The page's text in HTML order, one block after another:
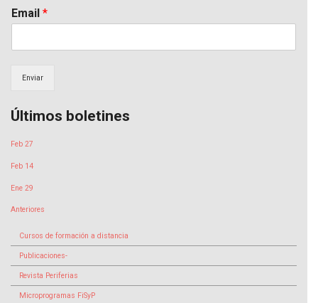
Email *
Enviar
Últimos boletines
Feb 27
Feb 14
Ene 29
Anteriores
Cursos de formación a distancia
Publicaciones-
Revista Periferias
Microprogramas FiSyP